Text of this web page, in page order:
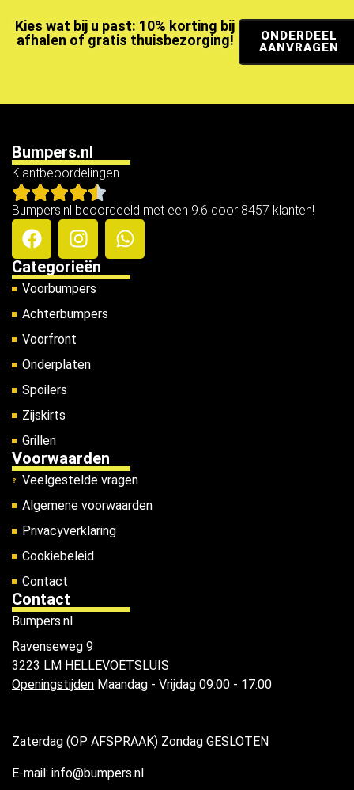
Kies wat bij u past: 10% korting bij
afhalen of gratis thuisbezorging!
ONDERDEEL
AANVRAGEN
Bumpers.nl
Klantbeoordelingen
Bumpers.nl beoordeeld met een 9.6 door 8457 klanten!
Categorieën
Voorbumpers
Achterbumpers
Voorfront
Onderplaten
Spoilers
Zijskirts
Grillen
Voorwaarden
Veelgestelde vragen
Algemene voorwaarden
Privacyverklaring
Cookiebeleid
Contact
Contact
Bumpers.nl
Ravenseweg 9
3223 LM HELLEVOETSLUIS
Openingstijden Maandag - Vrijdag 09:00 - 17:00
Zaterdag (OP AFSPRAAK) Zondag GESLOTEN
E-mail: info@bumpers.nl